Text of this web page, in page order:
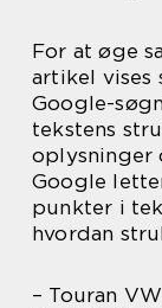
For at øge
artikel vises
Google-
tekstens
oplysninger
Google
punkter i
hvordan
– Touran